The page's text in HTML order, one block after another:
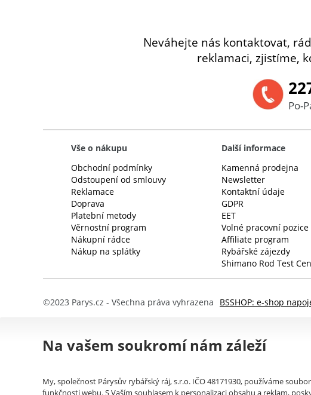
Neváhejte nás kontaktovat,
reklamaci, zjistíme,
Po-
Vše o nákupu
Obchodní podmínky
Odstoupení od smlouvy
Reklamace
Doprava
Platební metody
Věrnostní program
Nákupní rádce
Nákup na splátky
Další informace
Kamenná prodejna
Newsletter
Kontaktní údaje
GDPR
EET
Volné pracovní pozice
Affiliate program
Rybářské zájezdy
Shimano Rod Test
©2023 Parys.cz - Všechna práva vyhrazena BSSHOP: e-shop
Na vašem soukromí nám záleží
My, společnost Párysův rybářský ráj, s.r.o. IČO 48171930, používáme
funkčnosti webu. S Vaším souhlasem k personalizaci obsahu a reklam,